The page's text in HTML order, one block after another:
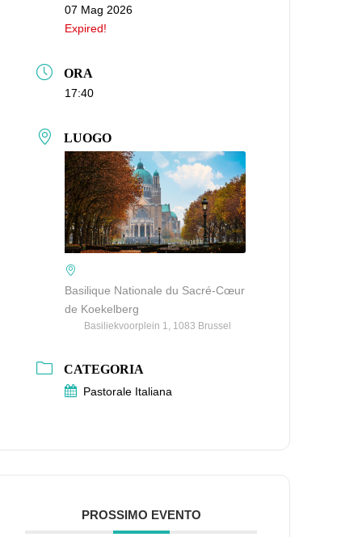
07 Mag 2026
Expired!
ORA
17:40
LUOGO
Basilique Nationale du Sacré-Cœur
de Koekelberg
Basiliekvoorplein 1, 1083 Brussel
CATEGORIA
Pastorale Italiana
PROSSIMO EVENTO